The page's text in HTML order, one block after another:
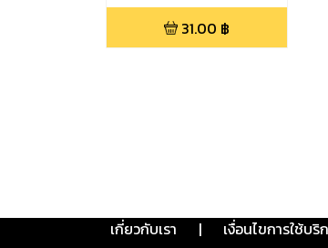
31.00 ฿
เกี่ยวกับเรา | เงื่อนไขการใช้บริ